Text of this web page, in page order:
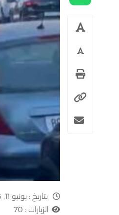
بتاريخ : يونيو 11, 2026 - 10:29 م
الزيارات : 70